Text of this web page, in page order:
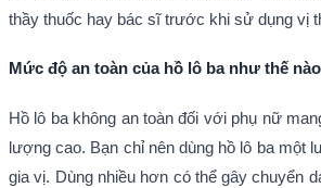
thầy thuốc hay bác sĩ trước khi sử dụng vị
Mức độ an toàn của hồ lô ba như thế
Hồ lô ba không an toàn đối với phụ nữ
lượng cao. Bạn chỉ nên dùng hồ lô ba một
gia vị. Dùng nhiều hơn có thể gây chuyển